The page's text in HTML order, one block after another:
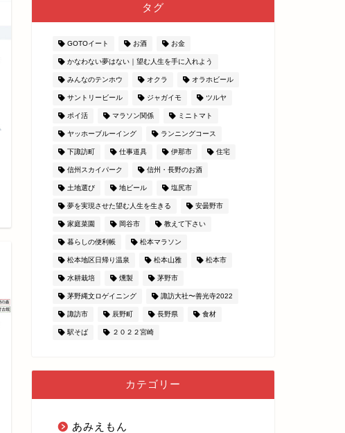
タグ
GOTOイート お酒 お金
かなわない夢はない｜望む人生を手に入れよう
みんなのテンホウ オクラ オラホビール
サントリービール ジャガイモ ツルヤ
ポイ活 マラソン関係 ミニトマト
ヤッホーブルーイング ランニングコース
下諏訪町 仕事道具 伊那市 住宅
信州スカイパーク 信州・長野のお酒
土地選び 地ビール 塩尻市
夢を実現させた望む人生を生きる 安曇野市
家庭菜園 岡谷市 教えて下さい
暮らしの便利帳 松本マラソン
松本地区日帰り温泉 松本山雅 松本市
水耕栽培 燻製 茅野市
茅野縄文ロゲイニング 諏訪大社〜善光寺2022
諏訪市 辰野町 長野県 食材
駅そば ２０２２宮崎
カテゴリー
あみえもん